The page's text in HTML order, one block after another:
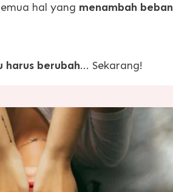
hal yang menambah beban
harus berubah... Sekarang!